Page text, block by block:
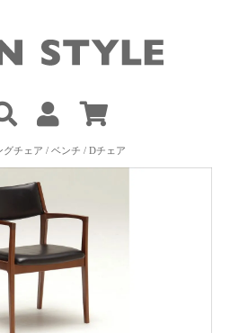
グチェア / ベンチ / Dチェア